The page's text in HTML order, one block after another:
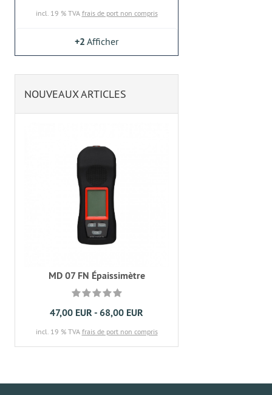
incl. 19 % TVA frais de port non compris
+2 Afficher
NOUVEAUX ARTICLES
MD 07 FN Épaissimètre
47,00 EUR - 68,00 EUR
incl. 19 % TVA frais de port non compris